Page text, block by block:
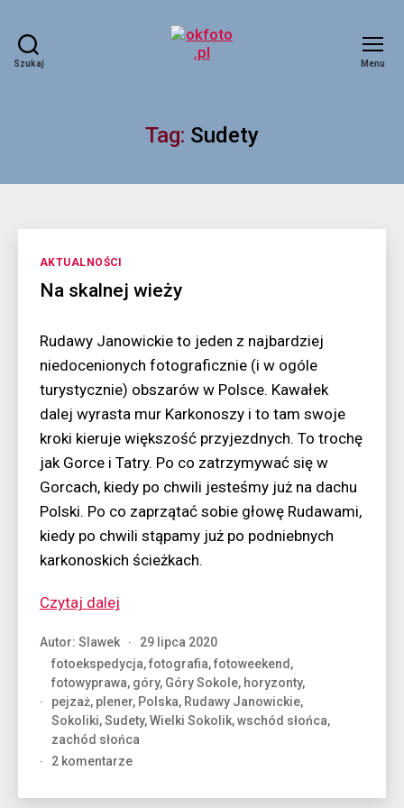
Szukaj Menu
Tag: Sudety
Kategorie
AKTUALNOŚCI
Na skalnej wieży
Rudawy Janowickie to jeden z najbardziej
niedocenionych fotograficznie (i w ogóle
turystycznie) obszarów w Polsce. Kawałek
dalej wyrasta mur Karkonoszy i to tam swoje
kroki kieruje większość przyjezdnych. To trochę
jak Gorce i Tatry. Po co zatrzymywać się w
Gorcach, kiedy po chwili jesteśmy już na dachu
Polski. Po co zaprzątać sobie głowę Rudawami,
kiedy po chwili stąpamy już po podniebnych
karkonoskich ścieżkach.
Czytaj dalej
wieży”
Autor: Slawek
29 lipca 2020
fotoekspedycja,fotografia,fotoweekend ,
fotowyprawa, góry, Góry Sokole, horyzonty,
pejzaż, plener, Polska, Rudawy Janowickie,
Sokoliki,Sudety,Wielki Sokolik,wschód słońca,
zachód słońca
2 komentarzedo
skalnej